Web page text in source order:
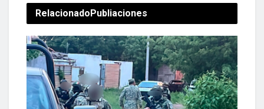
RelacionadoPubliaciones